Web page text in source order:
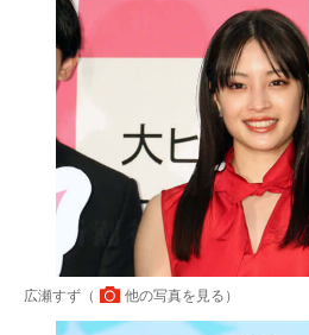
広瀬すず（ 他の写真を見る ）